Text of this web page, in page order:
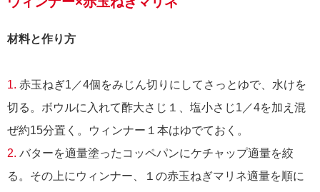
材料と作り方
1. 赤玉ねぎ1／4個をみじん切りにしてさっとゆで、水けを
切る。ボウルに入れて酢大さじ１、塩小さじ1／4を加え混
ぜ約15分置く。ウィンナー１本はゆでておく。
2. バターを適量塗ったコッペパンにケチャップ適量を絞
る。その上にウィンナー、１の赤玉ねぎマリネ適量を順に